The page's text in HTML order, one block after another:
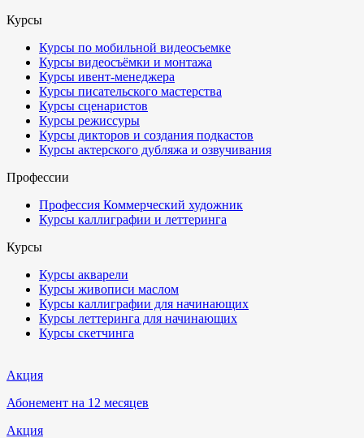
Курсы
Курсы по мобильной видеосъемке
Курсы видеосъёмки и монтажа
Курсы ивент-менеджера
Курсы писательского мастерства
Курсы сценаристов
Курсы режиссуры
Курсы дикторов и создания подкастов
Курсы актерского дубляжа и озвучивания
Профессии
Профессия Коммерческий художник
Курсы каллиграфии и леттеринга
Курсы
Курсы акварели
Курсы живописи маслом
Курсы каллиграфии для начинающих
Курсы леттеринга для начинающих
Курсы скетчинга
Акция
Абонемент на 12 месяцев
Акция